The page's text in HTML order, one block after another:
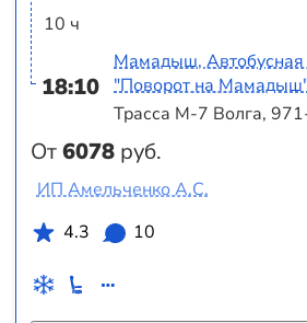
10 ч
18:10
От6078 руб.
Мамадыш, Автобусная
"Поворот на
Трасса М-7 Волга,
ИП Амельченко А.С.
4.3
10